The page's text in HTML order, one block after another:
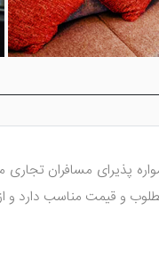
پذیرای مسافران تجاری
و قیمت مناسب دارد و